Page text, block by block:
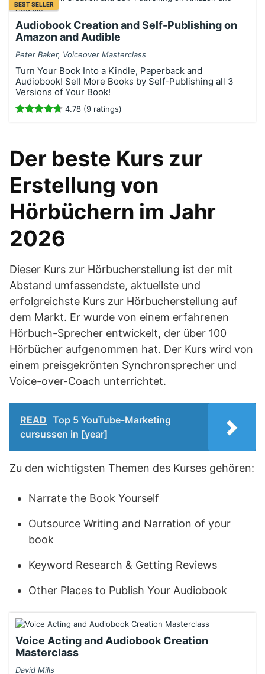
BEST SELLER
Audiobook Creation and Self-Publishing on
Amazon and Audible
Peter Baker, Voiceover Masterclass
Turn Your Book Into a Kindle, Paperback and
Audiobook! Sell More Books by Self-Publishing all 3
Versions of Your Book!
4.78 (9 ratings)
Der beste Kurs zur
Erstellung von
Hörbüchern im Jahr
2026
Dieser Kurs zur Hörbucherstellung ist der mit
Abstand umfassendste, aktuellste und
erfolgreichste Kurs zur Hörbucherstellung auf
dem Markt. Er wurde von einem erfahrenen
Hörbuch-Sprecher entwickelt, der über 100
Hörbücher aufgenommen hat. Der Kurs wird von
einem preisgekrönten Synchronsprecher und
Voice-over-Coach unterrichtet.
READ Top 5 YouTube-Marketing
cursussen in [year]
Zu den wichtigsten Themen des Kurses gehören:
Narrate the Book Yourself
Outsource Writing and Narration of your
book
Keyword Research & Getting Reviews
Other Places to Publish Your Audiobook
Voice Acting and Audiobook Creation
Masterclass
David Mills